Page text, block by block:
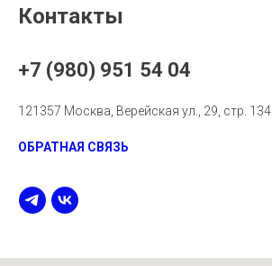
Контакты
+7 (980) 951 54 04
121357 Москва, Верейская ул., 29, стр. 134
ОБРАТНАЯ СВЯЗЬ